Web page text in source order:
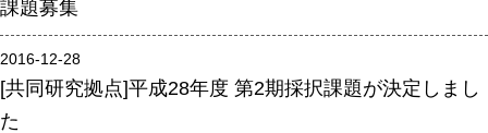
損傷修復分野
多能性幹細胞分野
課題募集
2016-12-28
[共同研究拠点]平成28年度 第2期採択課題が決定しまし
た